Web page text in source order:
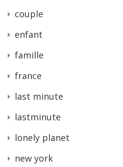
couple
enfant
famille
france
last minute
lastminute
lonely planet
new york